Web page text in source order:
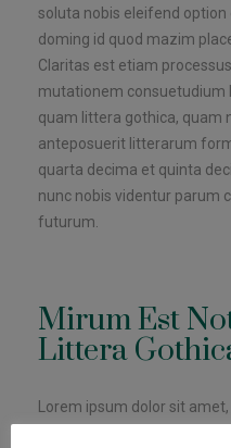
soluta nobis eleifend
doming id quod mazim
Claritas est etiam
mutationem consuetudium
quam littera gothica, quam
anteposuerit litterarum
quarta decima et quinta
nunc nobis videntur parum
futurum.
Mirum Est
Littera
Lorem ipsum dolor sit